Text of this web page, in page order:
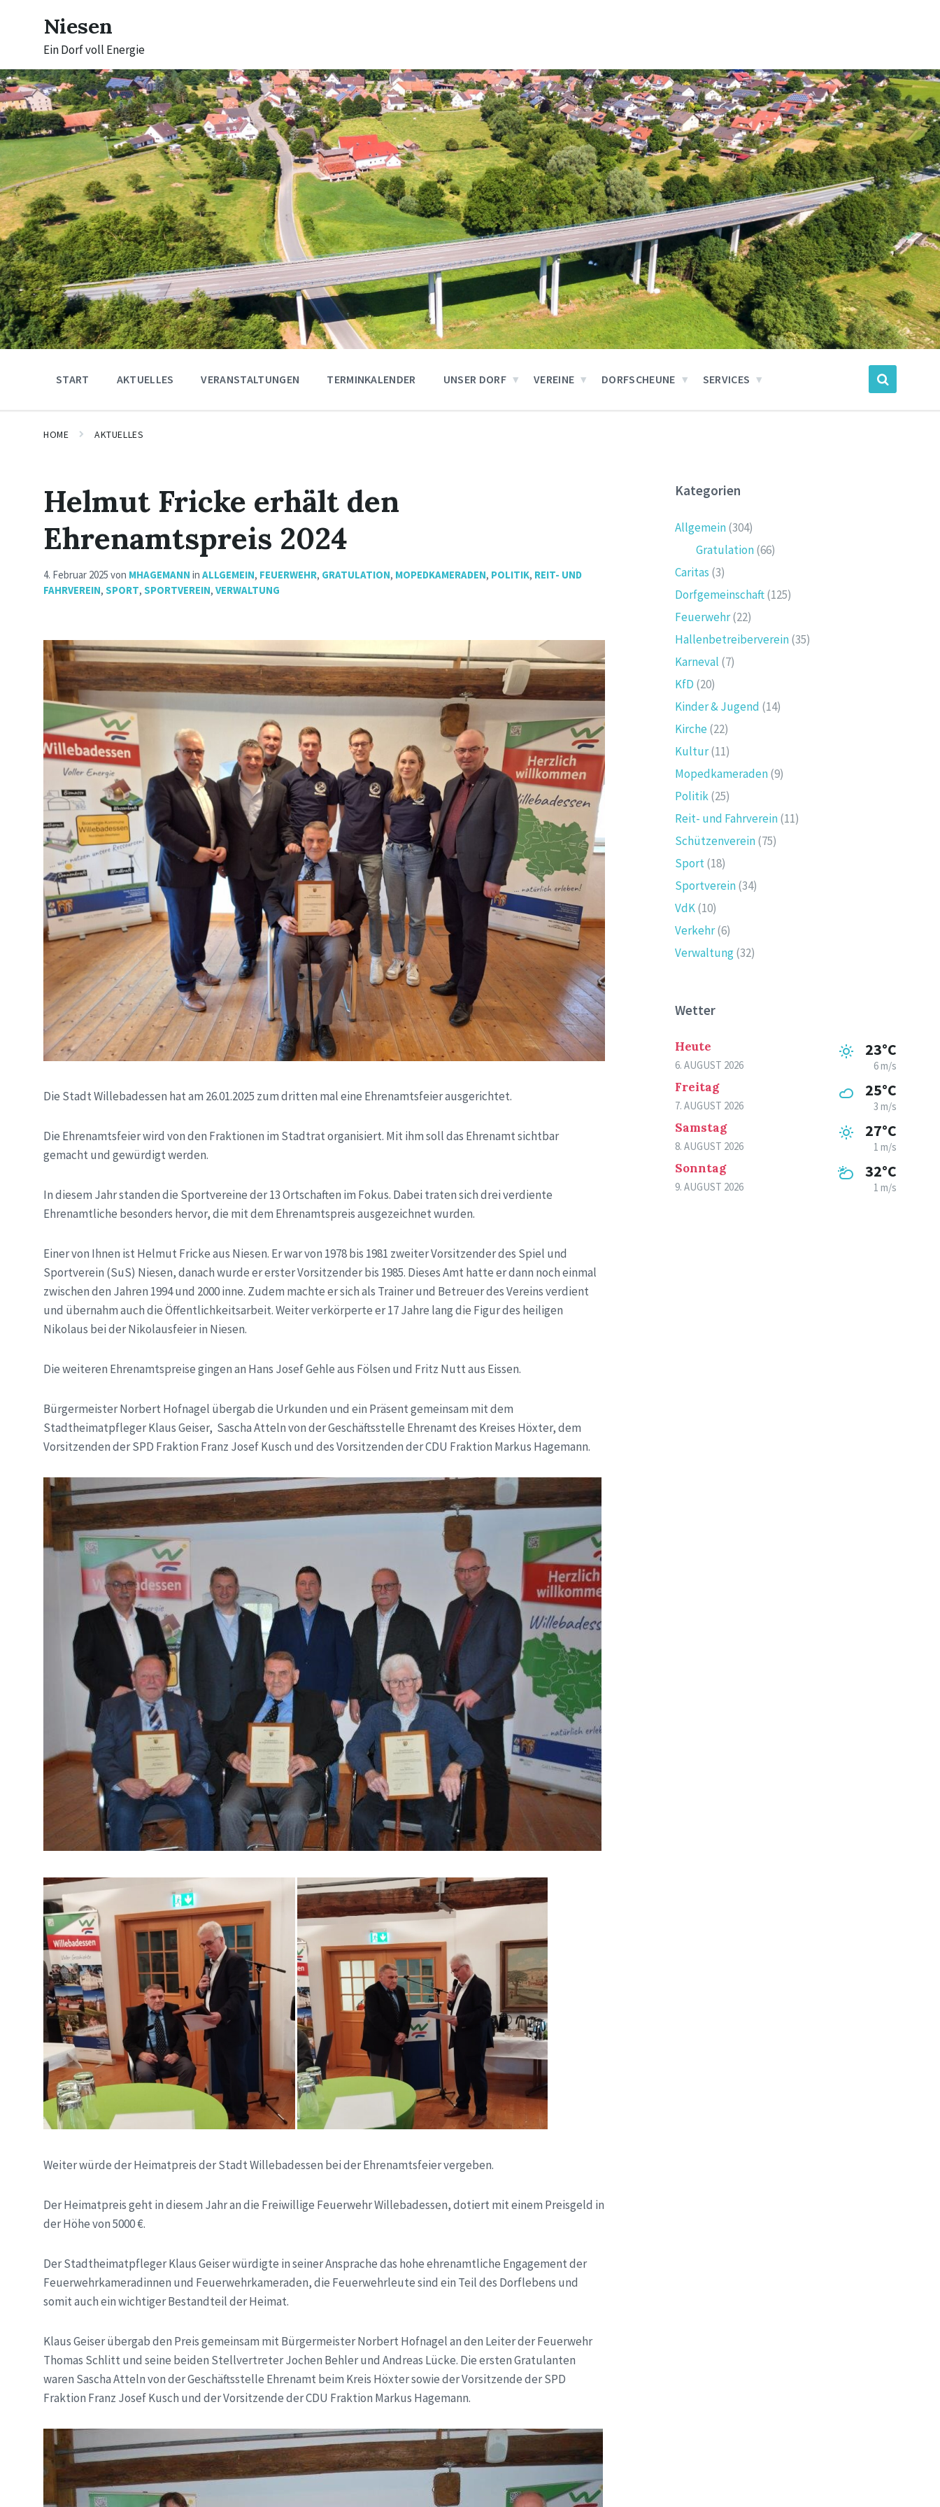
navigation
Niesen
Ein Dorf voll Energie
START AKTUELLES VERANSTALTUNGEN TERMINKALENDER UNSER DORF VEREINE DORFSCHEUNE SERVICES
HOME AKTUELLES
Helmut Fricke erhält den
Ehrenamtspreis 2024
4. Februar 2025 von MHAGEMANN in ALLGEMEIN, FEUERWEHR, GRATULATION, MOPEDKAMERADEN, POLITIK, REIT- UND
FAHRVEREIN, SPORT, SPORTVEREIN, VERWALTUNG
Die Stadt Willebadessen hat am 26.01.2025 zum dritten mal eine Ehrenamtsfeier ausgerichtet.
Die Ehrenamtsfeier wird von den Fraktionen im Stadtrat organisiert. Mit ihm soll das Ehrenamt sichtbar
gemacht und gewürdigt werden.
In diesem Jahr standen die Sportvereine der 13 Ortschaften im Fokus. Dabei traten sich drei verdiente
Ehrenamtliche besonders hervor, die mit dem Ehrenamtspreis ausgezeichnet wurden.
Einer von Ihnen ist Helmut Fricke aus Niesen. Er war von 1978 bis 1981 zweiter Vorsitzender des Spiel und
Sportverein (SuS) Niesen, danach wurde er erster Vorsitzender bis 1985. Dieses Amt hatte er dann noch einmal
zwischen den Jahren 1994 und 2000 inne. Zudem machte er sich als Trainer und Betreuer des Vereins verdient
und übernahm auch die Öffentlichkeitsarbeit. Weiter verkörperte er 17 Jahre lang die Figur des heiligen
Nikolaus bei der Nikolausfeier in Niesen.
Die weiteren Ehrenamtspreise gingen an Hans Josef Gehle aus Fölsen und Fritz Nutt aus Eissen.
Bürgermeister Norbert Hofnagel übergab die Urkunden und ein Präsent gemeinsam mit dem
Stadtheimatpfleger Klaus Geiser, Sascha Atteln von der Geschäftsstelle Ehrenamt des Kreises Höxter, dem
Vorsitzenden der SPD Fraktion Franz Josef Kusch und des Vorsitzenden der CDU Fraktion Markus Hagemann.
Weiter würde der Heimatpreis der Stadt Willebadessen bei der Ehrenamtsfeier vergeben.
Der Heimatpreis geht in diesem Jahr an die Freiwillige Feuerwehr Willebadessen, dotiert mit einem Preisgeld in
der Höhe von 5000 €.
Der Stadtheimatpfleger Klaus Geiser würdigte in seiner Ansprache das hohe ehrenamtliche Engagement der
Feuerwehrkameradinnen und Feuerwehrkameraden, die Feuerwehrleute sind ein Teil des Dorflebens und
somit auch ein wichtiger Bestandteil der Heimat.
Klaus Geiser übergab den Preis gemeinsam mit Bürgermeister Norbert Hofnagel an den Leiter der Feuerwehr
Thomas Schlitt und seine beiden Stellvertreter Jochen Behler und Andreas Lücke. Die ersten Gratulanten
waren Sascha Atteln von der Geschäftsstelle Ehrenamt beim Kreis Höxter sowie der Vorsitzende der SPD
Fraktion Franz Josef Kusch und der Vorsitzende der CDU Fraktion Markus Hagemann.
Kategorien
Allgemein(304)
Gratulation(66)
Caritas (3)
Dorfgemeinschaft(125)
Feuerwehr(22)
Hallenbetreiberverein(35)
Karneval (7)
KfD (20)
Kinder & Jugend (14)
Kirche(22)
Kultur(11)
Mopedkameraden(9)
Politik(25)
Reit- und Fahrverein(11)
Schützenverein(75)
Sport(18)
Sportverein(34)
VdK(10)
Verkehr(6)
Verwaltung(32)
Wetter
Heute
6. AUGUST 2026
23°C
6 m/s
Freitag
7. AUGUST 2026
25°C
3 m/s
Samstag
8. AUGUST 2026
27°C
1 m/s
Sonntag
9. AUGUST 2026
32°C
1 m/s